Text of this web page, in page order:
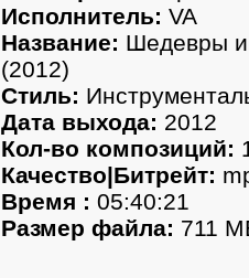
Исполнитель: VA
Название: Шедевры
(2012)
Стиль:
Дата выхода: 2012
Кол-во композиций:
Качество|Битрейт:
Время : 05:40:21
Размер файла: 711